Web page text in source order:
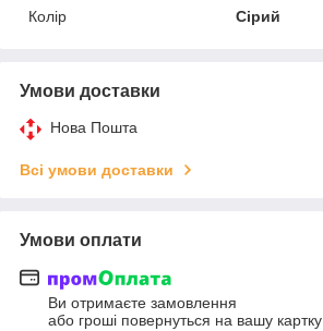
Колір
Сірий
Умови доставки
Нова Пошта
Всі умови доставки
Умови оплати
Ви отримаєте замовлення
або гроші повернуться на вашу картку